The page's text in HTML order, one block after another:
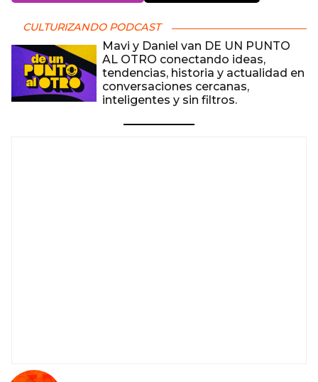
CULTURIZANDO PODCAST
Mavi y Daniel van DE UN PUNTO
AL OTRO conectando ideas,
tendencias, historia y actualidad en
conversaciones cercanas,
inteligentes y sin filtros.